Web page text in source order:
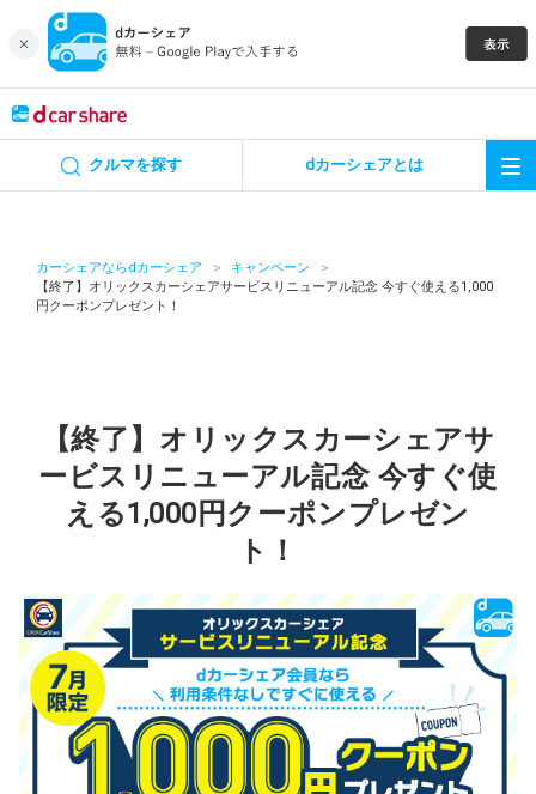
クルマを探す dカーシェアとは
カーシェアならdカーシェア
キャンペーン
【終了】オリックスカーシェアサービスリニューアル記念 今すぐ使える1,000
円クーポンプレゼント！
【終了】オリックスカーシェアサ
ービスリニューアル記念 今すぐ使
える1,000円クーポンプレゼン
ト！
カーシェア
よくあるご質問・お問い合わせ
特集
アプリの使い方